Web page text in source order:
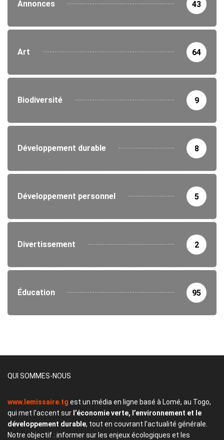
Annonces 43
Art 64
Biodiversité 9
Développement durable 8
Développement personnel 5
Divertissement 2
Éducation 95
QUI SOMMES-NOUS
www.lemissaire.tg est un média en ligne basé à Lomé, au Togo,
qui met l’accent sur l’économie verte, l’environnement et le
développement durable, tout en couvrant l’actualité générale.
Notre objectif : informer sur les enjeux écologiques et les